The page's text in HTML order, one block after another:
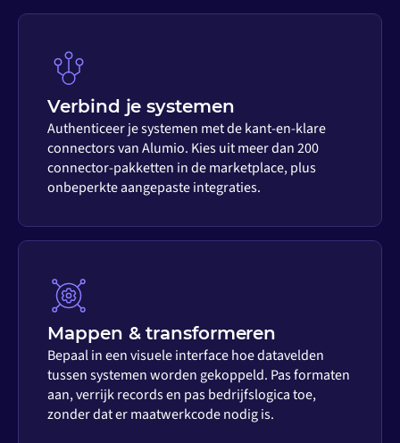
Verbind je systemen
Authenticeer je systemen met de kant-en-klare
connectors van Alumio. Kies uit meer dan 200
connector-pakketten in de marketplace, plus
onbeperkte aangepaste integraties.
Mappen & transformeren
Bepaal in een visuele interface hoe datavelden
tussen systemen worden gekoppeld. Pas formaten
aan, verrijk records en pas bedrijfslogica toe,
zonder dat er maatwerkcode nodig is.